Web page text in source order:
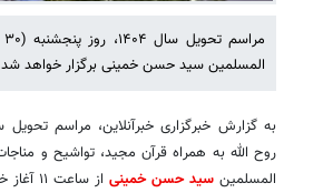
المسلمین سید حسن خمینی برگزار خواهد
به گزارش خبرگزاری خبرآنلاین، مراسم
روح الله به همراه قرآن مجید، تواشیح و
المسلمین سید حسن خمینی از ساعت ۱۱ آغاز خواهد شد.